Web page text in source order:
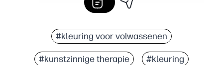
#kleuring voor volwassenen
#kunstzinnige therapie #kleuring